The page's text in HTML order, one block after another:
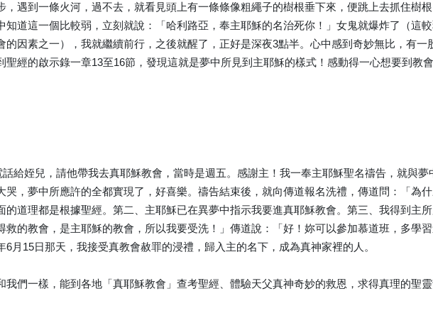
，遇到一條火河，過不去，就看見頭上有一條條像粗繩子的樹根垂下來，便跳上去抓住樹
知道這一個比較弱，立刻就說：「哈利路亞，奉主耶穌的名治死你！」女鬼就爆炸了（這
的因素之一），我就繼續前行，之後就醒了，正好是深夜3點半。心中感到奇妙無比，有
聖經的啟示錄一章13至16節，發現這就是夢中所見到主耶穌的樣式！感動得一心想要到教會
給姪兒，請他帶我去真耶穌教會，當時是週五。感謝主！我一奉主耶穌聖名禱告，就與
哭，夢中所應許的全都實現了，好喜樂。禱告結束後，就向傳道報名洗禮，傳道問：「為
的道理都是根據聖經。第二、主耶穌已在異夢中指示我要進真耶穌教會。第三、我得到主
救的教會，是主耶穌的教會，所以我要受洗！」傳道說：「好！妳可以參加慕道班，多學
6月15日那天，我接受真教會赦罪的浸禮，歸入主的名下，成為真神家裡的人。
我們一樣，能到各地「真耶穌教會」查考聖經、體驗天父真神奇妙的救恩，求得真理的聖